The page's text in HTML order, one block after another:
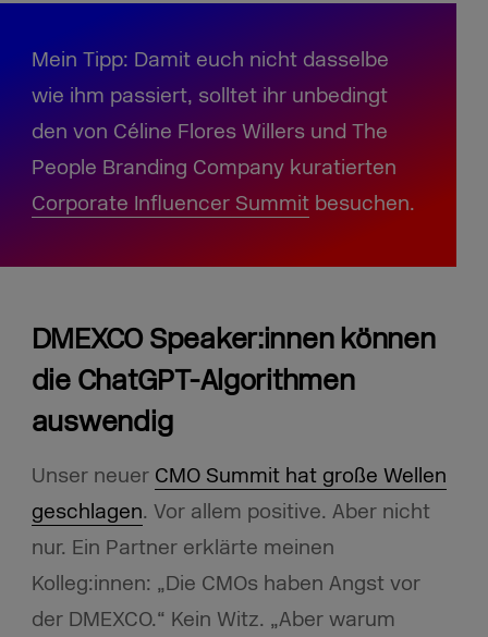
Mein Tipp: Damit euch nicht dasselbe
wie ihm passiert, solltet ihr unbedingt
den von Céline Flores Willers und The
People Branding Company kuratierten
Corporate Influencer Summitbesuchen.
DMEXCO Speaker:innen können
die ChatGPT-Algorithmen
auswendig
Unser neuer CMO Summit hat große Wellen
geschlagen. Vor allem positive. Aber nicht
nur. Ein Partner erklärte meinen
Kolleg:innen: „Die CMOs haben Angst vor
der DMEXCO.“ Kein Witz. „Aber warum